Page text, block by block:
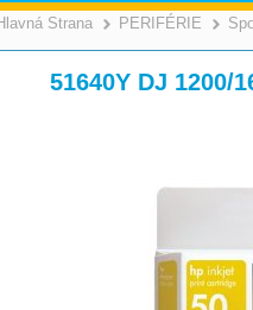
Strana >
PERIFÉRIE
51640Y DJ 1200/